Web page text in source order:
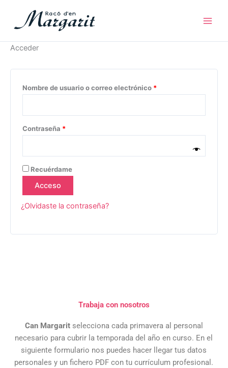
contenido
Acceder
Nombre de usuario o correo electrónico *
Contraseña *
Recuérdame
Acceso
¿Olvidaste la contraseña?
Trabaja con nosotros
Can Margaritselecciona cada primavera al personal
necesario para cubrir la temporada del año en curso. En el
siguiente formulario nos puedes hacer llegar tus datos
personales y un fichero PDF con tu currículum profesional.